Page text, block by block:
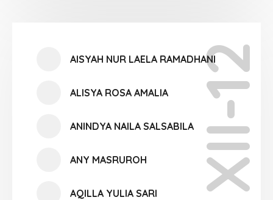
XII-12
AISYAH NUR LAELA RAMADHANI
ALISYA ROSA AMALIA
ANINDYA NAILA SALSABILA
ANY MASRUROH
AQILLA YULIA SARI